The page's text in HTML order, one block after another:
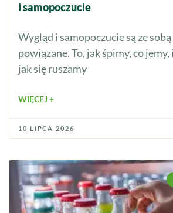
i samopoczucie
Wygląd i samopoczucie są ze
powiązane. To, jak śpimy, co
jak się ruszamy
WIĘCEJ +
10 LIPCA 2026